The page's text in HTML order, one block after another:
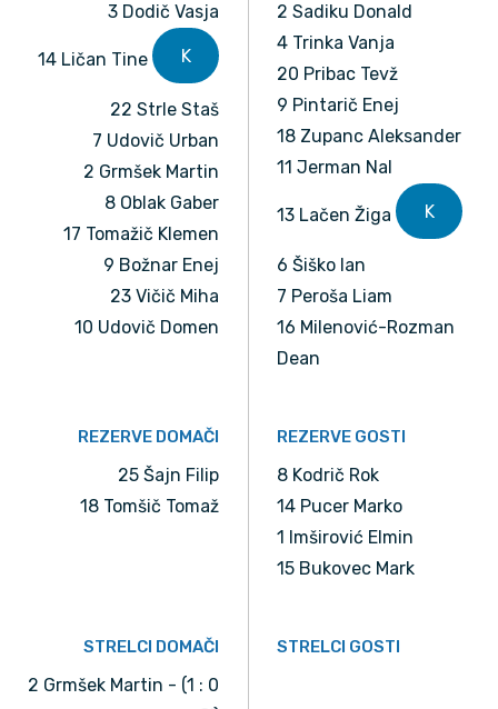
3 Dodič Vasja
14 Ličan Tine K
22 Strle Staš
7 Udovič Urban
2 Grmšek Martin
8 Oblak Gaber
17 Tomažič Klemen
9 Božnar Enej
23 Vičič Miha
10 Udovič Domen
2 Sadiku Donald
4 Trinka Vanja
20 Pribac Tevž
9 Pintarič Enej
18 Zupanc Aleksander
11 Jerman Nal
13 Lačen Žiga K
6 Šiško Ian
7 Peroša Liam
16 Milenović-Rozman
Dean
REZERVE DOMAČI
25 Šajn Filip
18 Tomšič Tomaž
REZERVE GOSTI
8 Kodrič Rok
14 Pucer Marko
1 Imširović Elmin
15 Bukovec Mark
STRELCI DOMAČI
2 Grmšek Martin - (1 : 0
STRELCI GOSTI